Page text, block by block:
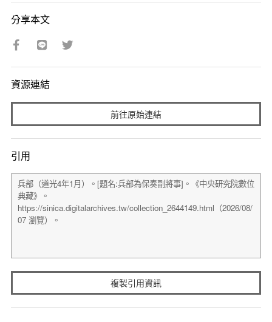
分享本文
資源連結
前往原始連結
引用
複製引用資訊